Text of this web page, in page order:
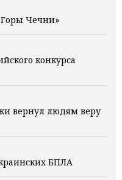
Чечни»
конкурса
вернул людям веру
БПЛА